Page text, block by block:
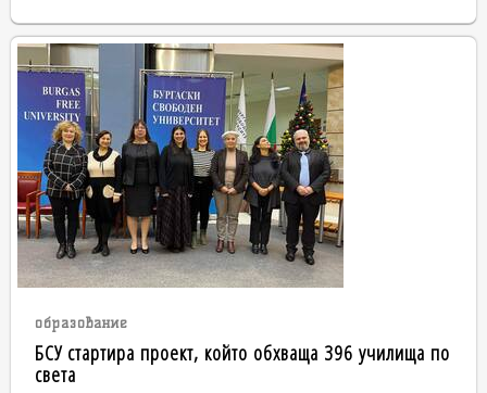
образование
БСУ стартира проект, който обхваща 396 училища по
света